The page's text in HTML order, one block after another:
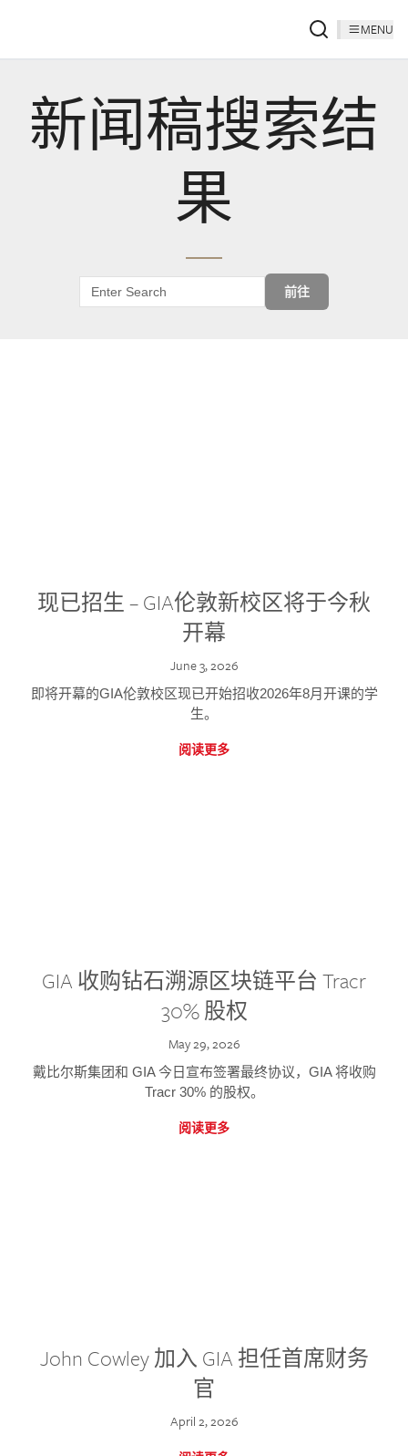
MENU
新闻稿搜索结
果
前往
现已招生 – GIA伦敦新校区将于今秋
开幕
June 3, 2026
即将开幕的GIA伦敦校区现已开始招收2026年8月开课的学
生。
阅读更多
GIA 收购钻石溯源区块链平台 Tracr
30% 股权
May 29, 2026
戴比尔斯集团和 GIA 今日宣布签署最终协议，GIA 将收购
Tracr 30% 的股权。
阅读更多
John Cowley 加入 GIA 担任首席财务
官
April 2, 2026